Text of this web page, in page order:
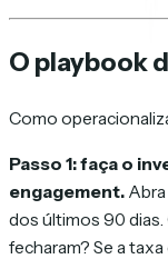
O playbook
Como
Passo 1: faça o
engagement.
dos últimos 90
fecharam? Se a